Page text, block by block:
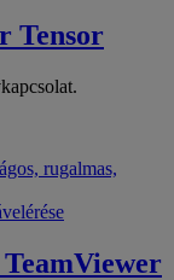
Tensor
rugalmas,
TeamViewer